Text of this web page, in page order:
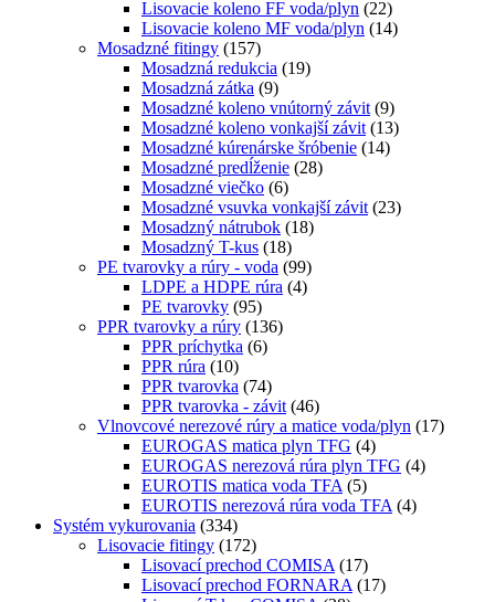
Lisovacie koleno FF voda/plyn (22)
Lisovacie koleno MF voda/plyn (14)
Mosadzné fitingy (157)
Mosadzná redukcia (19)
Mosadzná zátka (9)
Mosadzné koleno vnútorný závit (9)
Mosadzné koleno vonkajší závit (13)
Mosadzné kúrenárske šróbenie (14)
Mosadzné predĺženie (28)
Mosadzné viečko (6)
Mosadzné vsuvka vonkajší závit (23)
Mosadzný nátrubok (18)
Mosadzný T-kus (18)
PE tvarovky a rúry - voda (99)
LDPE a HDPE rúra (4)
PE tvarovky (95)
PPR tvarovky a rúry (136)
PPR príchytka (6)
PPR rúra (10)
PPR tvarovka (74)
PPR tvarovka - závit (46)
Vlnovcové nerezové rúry a matice voda/plyn (17)
EUROGAS matica plyn TFG (4)
EUROGAS nerezová rúra plyn TFG (4)
EUROTIS matica voda TFA (5)
EUROTIS nerezová rúra voda TFA (4)
Systém vykurovania (334)
Lisovacie fitingy (172)
Lisovací prechod COMISA (17)
Lisovací prechod FORNARA (17)